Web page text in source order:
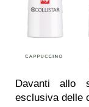
Davanti allo
esclusiva delle